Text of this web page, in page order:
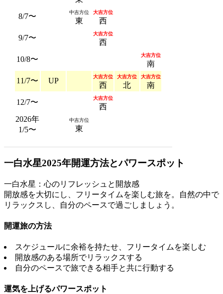
8/7〜
中吉方位
東
大吉方位
西
9/7〜
大吉方位
西
10/8〜
大吉方位
南
11/7〜
UP 大吉方位
西
大吉方位
北
大吉方位
南
12/7〜
大吉方位
西
2026年
1/5〜
中吉方位
東
一白水星2025年開運方法とパワースポット
一白水星：心のリフレッシュと開放感
開放感を大切にし、フリータイムを楽しむ旅を。自然の中で
リラックスし、自分のペースで過ごしましょう。
開運旅の方法
スケジュールに余裕を持たせ、フリータイムを楽しむ
開放感のある場所でリラックスする
自分のペースで旅できる相手と共に行動する
運気を上げるパワースポット